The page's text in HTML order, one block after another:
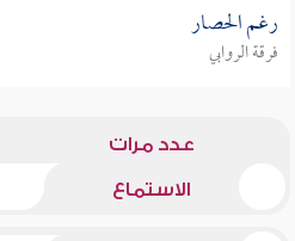
رغم الحصار
فرقة الروابي
عدد مرات
الاستماع